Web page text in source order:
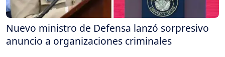
Nuevo ministro de Defensa lanzó sorpresivo
anuncio a organizaciones criminales